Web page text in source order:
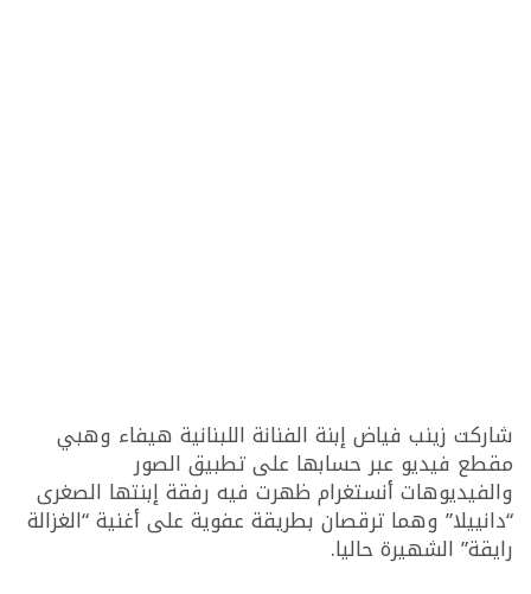
شاركت زينب فياض إبنة الفنانة اللبنانية هيفاء وهبي
مقطع فيديو عبر حسابها على تطبيق الصور
والفيديوهات أنستغرام ظهرت فيه رفقة إبنتها الصغرى
“دانييلا” وهما ترقصان بطريقة عفوية على أغنية “الغزالة
رايقة” الشهيرة حاليا.